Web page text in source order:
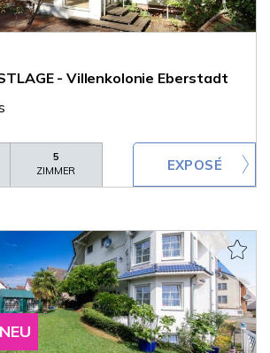
- Villenkolonie Eberstadt
5
ZIMMER
NEU